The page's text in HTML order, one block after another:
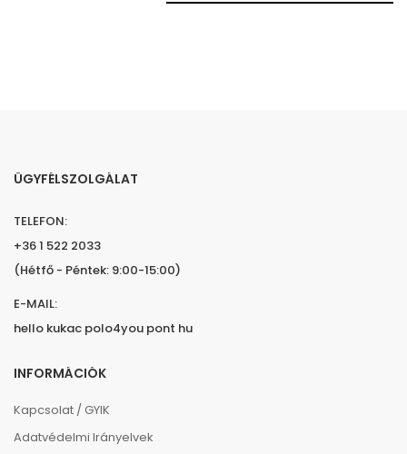
ÜGYFÉLSZOLGÁLAT
TELEFON:
+36 1 522 2033
(Hétfő - Péntek: 9:00-15:00)
E-MAIL:
hello kukac polo4you pont hu
INFORMÁCIÓK
Kapcsolat / GYIK
Adatvédelmi Irányelvek